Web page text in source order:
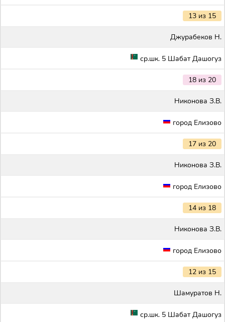
13 из 15
Джурабеков Н.
ср.шк. 5 Шабат Дашогуз
18 из 20
Никонова З.В.
город Елизово
17 из 20
Никонова З.В.
город Елизово
14 из 18
Никонова З.В.
город Елизово
12 из 15
Шамуратов Н.
ср.шк. 5 Шабат Дашогуз